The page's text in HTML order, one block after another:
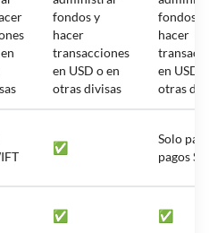
fondos y
hacer
transacciones
en USD o en
otras divisas
fondos y
hacer
en USD
otras
✅
Solo para
pagos
✅ ✅